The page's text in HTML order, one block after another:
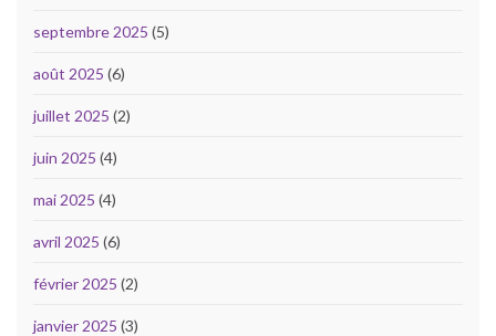
septembre 2025 (5)
août 2025 (6)
juillet 2025 (2)
juin 2025 (4)
mai 2025 (4)
avril 2025 (6)
février 2025 (2)
janvier 2025 (3)